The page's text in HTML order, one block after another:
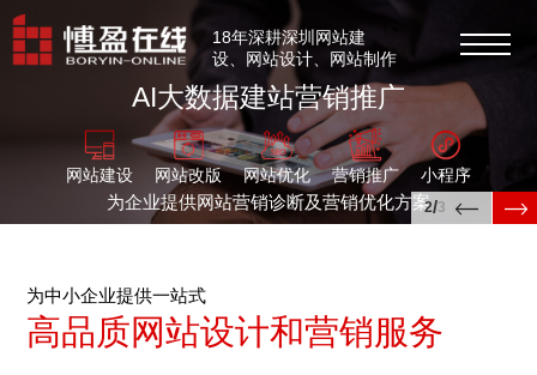
18年深耕深圳网站建
设、网站设计、网站制作
站SEO优化等
AI大数据建站营销推广
网站建设 网站改版 网站优化 营销推广 小程序
为企业提供网站营销诊断及营销优化方案2/3
为中小企业提供一站式
高品质网站设计和营销服务